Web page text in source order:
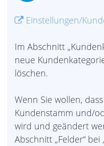
Einstellungen/
Im Abschnitt
neue
löschen.
Wenn Sie wollen,
Kundenstamm und/
wird und geändert
Abschnitt „Felder“